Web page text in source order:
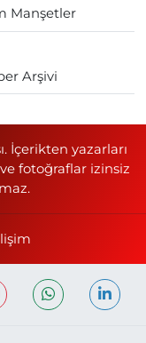
Manşetler
Arşivi
İçerikten yazarları
fotoğraflar izinsiz